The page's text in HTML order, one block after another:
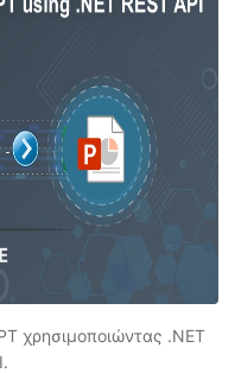
χρησιμοποιώντας .NET